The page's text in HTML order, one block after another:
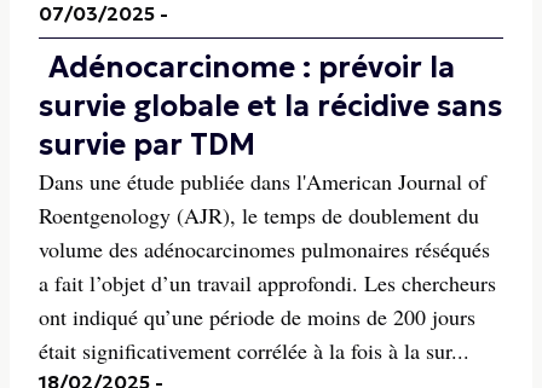
07/03/2025 -
Adénocarcinome : prévoir la
survie globale et la récidive sans
survie par TDM
Dans une étude publiée dans l'American Journal of
Roentgenology (AJR), le temps de doublement du
volume des adénocarcinomes pulmonaires réséqués
a fait l’objet d’un travail approfondi. Les chercheurs
ont indiqué qu’une période de moins de 200 jours
était significativement corrélée à la fois à la sur...
18/02/2025 -